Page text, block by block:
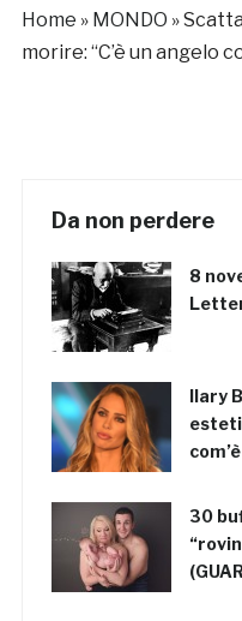
Home » MONDO »
morire: “C’è un angelo
Da non perdere
8
Ilary
30